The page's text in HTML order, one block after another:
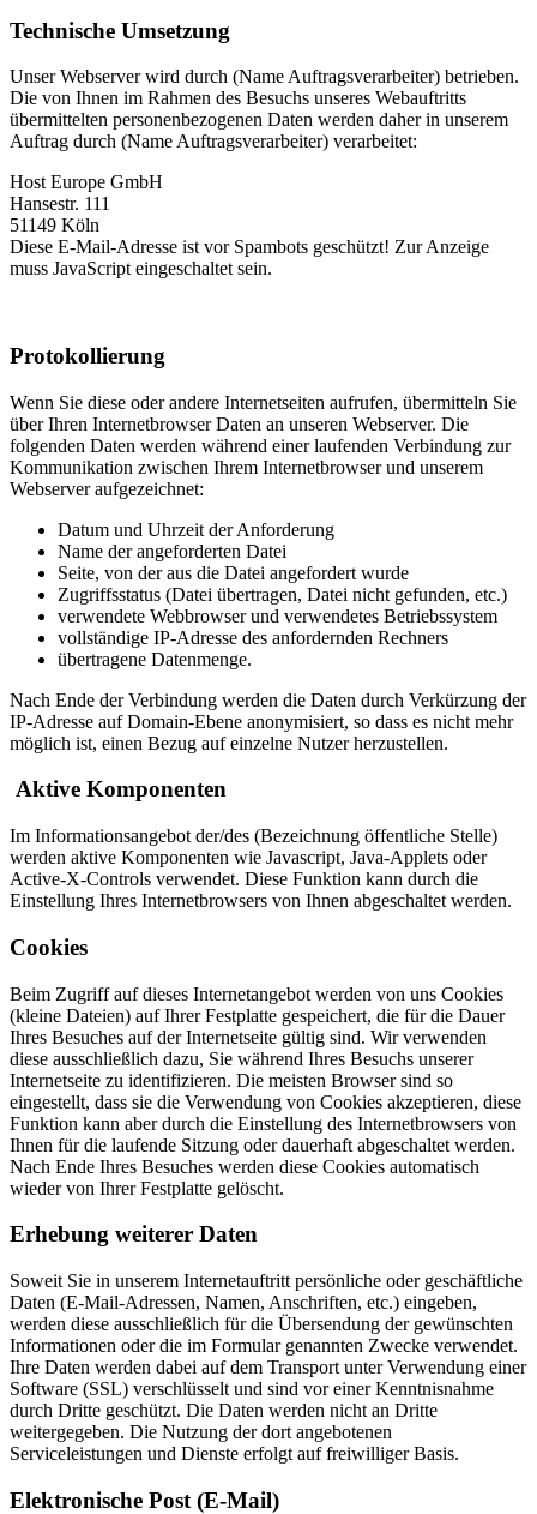
Technische Umsetzung
Unser Webserver wird durch (Name Auftragsverarbeiter) betrieben.
Die von Ihnen im Rahmen des Besuchs unseres Webauftritts
übermittelten personenbezogenen Daten werden daher in unserem
Auftrag durch (Name Auftragsverarbeiter) verarbeitet:
Host Europe GmbH
Hansestr. 111
51149 Köln
Diese E-Mail-Adresse ist vor Spambots geschützt! Zur Anzeige
muss JavaScript eingeschaltet sein.
Protokollierung
Wenn Sie diese oder andere Internetseiten aufrufen, übermitteln Sie
über Ihren Internetbrowser Daten an unseren Webserver. Die
folgenden Daten werden während einer laufenden Verbindung zur
Kommunikation zwischen Ihrem Internetbrowser und unserem
Webserver aufgezeichnet:
Datum und Uhrzeit der Anforderung
Name der angeforderten Datei
Seite, von der aus die Datei angefordert wurde
Zugriffsstatus (Datei übertragen, Datei nicht gefunden, etc.)
verwendete Webbrowser und verwendetes Betriebssystem
vollständige IP-Adresse des anfordernden Rechners
übertragene Datenmenge.
Nach Ende der Verbindung werden die Daten durch Verkürzung der
IP-Adresse auf Domain-Ebene anonymisiert, so dass es nicht mehr
möglich ist, einen Bezug auf einzelne Nutzer herzustellen.
Aktive Komponenten
Im Informationsangebot der/des (Bezeichnung öffentliche Stelle)
werden aktive Komponenten wie Javascript, Java-Applets oder
Active-X-Controls verwendet. Diese Funktion kann durch die
Einstellung Ihres Internetbrowsers von Ihnen abgeschaltet werden.
Cookies
Beim Zugriff auf dieses Internetangebot werden von uns Cookies
(kleine Dateien) auf Ihrer Festplatte gespeichert, die für die Dauer
Ihres Besuches auf der Internetseite gültig sind. Wir verwenden
diese ausschließlich dazu, Sie während Ihres Besuchs unserer
Internetseite zu identifizieren. Die meisten Browser sind so
eingestellt, dass sie die Verwendung von Cookies akzeptieren, diese
Funktion kann aber durch die Einstellung des Internetbrowsers von
Ihnen für die laufende Sitzung oder dauerhaft abgeschaltet werden.
Nach Ende Ihres Besuches werden diese Cookies automatisch
wieder von Ihrer Festplatte gelöscht.
Erhebung weiterer Daten
Soweit Sie in unserem Internetauftritt persönliche oder geschäftliche
Daten (E-Mail-Adressen, Namen, Anschriften, etc.) eingeben,
werden diese ausschließlich für die Übersendung der gewünschten
Informationen oder die im Formular genannten Zwecke verwendet.
Ihre Daten werden dabei auf dem Transport unter Verwendung einer
Software (SSL) verschlüsselt und sind vor einer Kenntnisnahme
durch Dritte geschützt. Die Daten werden nicht an Dritte
weitergegeben. Die Nutzung der dort angebotenen
Serviceleistungen und Dienste erfolgt auf freiwilliger Basis.
Elektronische Post (E-Mail)